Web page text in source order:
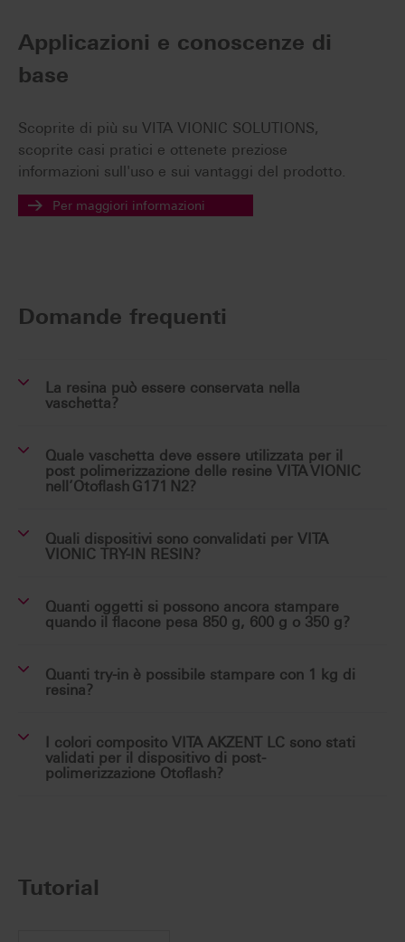
Applicazioni e conoscenze di
base
Scoprite di più su VITA VIONIC SOLUTIONS,
scoprite casi pratici e ottenete preziose
informazioni sull'uso e sui vantaggi del prodotto.
Per maggiori informazioni
Domande frequenti
La resina può essere conservata nella
vaschetta?
Quale vaschetta deve essere utilizzata per il
post polimerizzazione delle resine VITA VIONIC
nell’Otoflash G171 N2?
Quali dispositivi sono convalidati per VITA
VIONIC TRY-IN RESIN?
Quanti oggetti si possono ancora stampare
quando il flacone pesa 850 g, 600 g o 350 g?
Quanti try-in è possibile stampare con 1 kg di
resina?
I colori composito VITA AKZENT LC sono stati
validati per il dispositivo di post-
polimerizzazione Otoflash?
Tutorial